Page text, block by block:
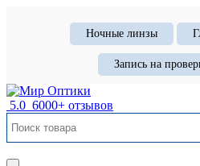
Ночные линзы
Запись на
5.0 6000+ отзывов